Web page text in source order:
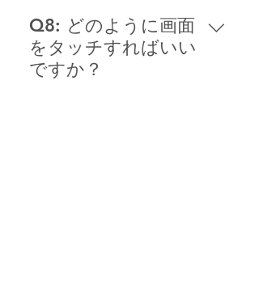
在しません。安心してご利用くだ
さい。
Q8: どのように画面
をタッチすればいい
ですか？